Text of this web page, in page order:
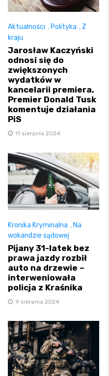
Aktualności , Polityka , Z
kraju
Jarosław Kaczyński
odnosi się do
zwiększonych
wydatków w
kancelarii premiera,
Premier Donald Tusk
komentuje działania
PiS
11 sierpnia 2024
Kronika Kryminalna , Na
wokandzie sądowej
Pijany 31-latek bez
prawa jazdy rozbił
auto na drzewie –
interweniowała
policja z Kraśnika
9 sierpnia 2024